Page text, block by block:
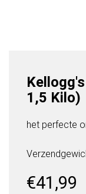
1,5 Kilo)
het perfecte
€41,99